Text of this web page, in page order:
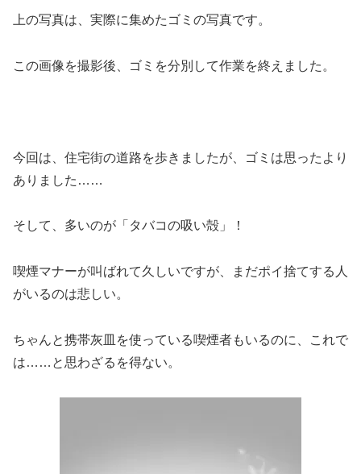
上の写真は、実際に集めたゴミの写真です。
この画像を撮影後、ゴミを分別して作業を終えました。
今回は、住宅街の道路を歩きましたが、ゴミは思ったより
ありました……
そして、多いのが「タバコの吸い殻」！
喫煙マナーが叫ばれて久しいですが、まだポイ捨てする人
がいるのは悲しい。
ちゃんと携帯灰皿を使っている喫煙者もいるのに、これで
は……と思わざるを得ない。